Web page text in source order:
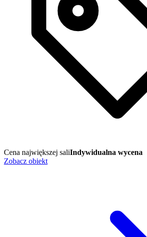
Cena największej saliIndywidualna wycena
Zobacz obiekt